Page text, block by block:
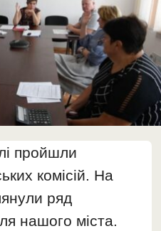
пройшли
комісій. На
ряд
нашого міста.